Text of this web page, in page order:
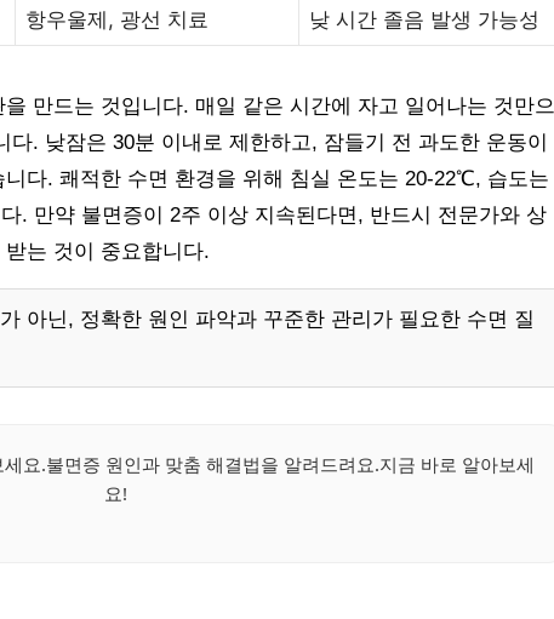
항우울제, 광선 치료 낮 시간 졸음 발생 가능성
만드는 것입니다. 매일 같은 시간에 자고 일어나는 것만으
다. 낮잠은 30분 이내로 제한하고, 잠들기 전 과도한 운동이
다. 쾌적한 수면 환경을 위해 침실 온도는 20-22℃, 습도는
. 만약 불면증이 2주 이상 지속된다면, 반드시 전문가와 상
는 것이 중요합니다.
아닌, 정확한 원인 파악과 꾸준한 관리가 필요한 수면 질
요.불면증 원인과 맞춤 해결법을 알려드려요.지금 바로 알아보세
요!